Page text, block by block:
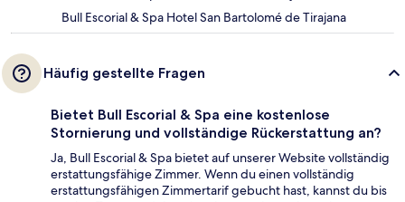
Bull Escorial & Spa Hotel San Bartolomé de Tirajana
Häufig gestellte Fragen
Bietet Bull Escorial & Spa eine kostenlose
Stornierung und vollständige Rückerstattung an?
Ja, Bull Escorial & Spa bietet auf unserer Website vollständig
erstattungsfähige Zimmer. Wenn du einen vollständig
erstattungsfähigen Zimmertarif gebucht hast, kannst du bis